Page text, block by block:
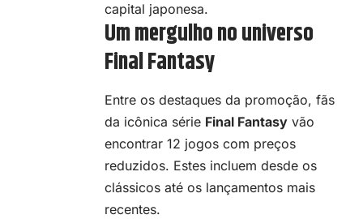
capital japonesa.
Um mergulho no universo
Final Fantasy
Entre os destaques da promoção, fãs
da icônica série Final Fantasy vão
encontrar 12 jogos com preços
reduzidos. Estes incluem desde os
clássicos até os lançamentos mais
recentes.